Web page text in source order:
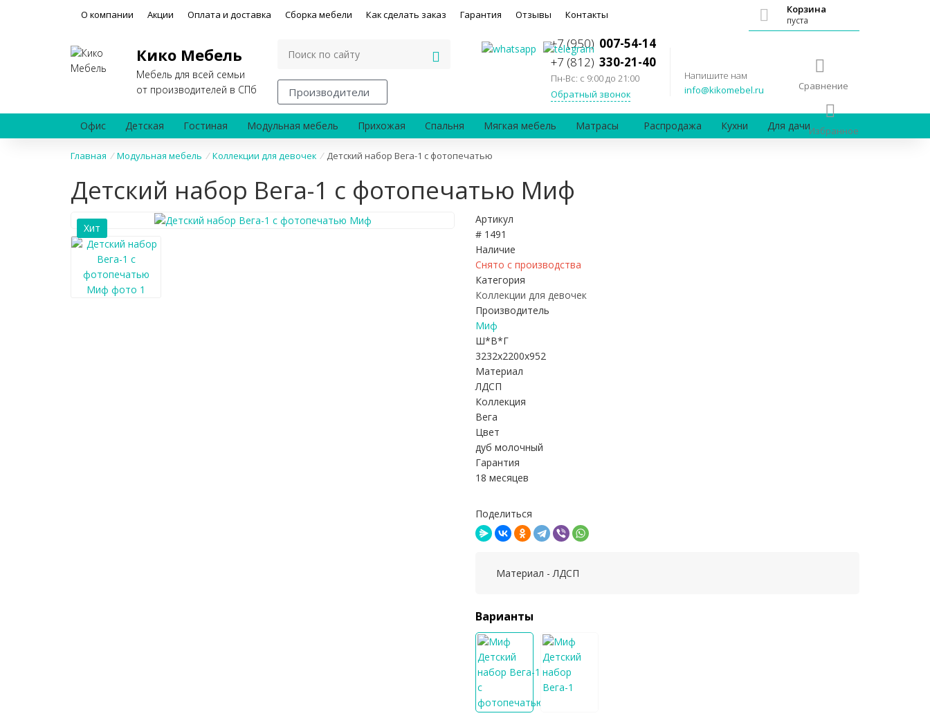
О компании Акции Оплата и доставка Сборка мебели Как сделать заказ Гарантия Отзывы Контакты
Кико Мебель
Мебель для всей семьи
от производителей в СПб
Производители
+7 (950) 007-54-14
+7 (812) 330-21-40
Пн-Вс: с 9:00 до 21:00
Обратный звонок
Напишите нам
info@kikomebel.ru
Сравнение
Избранное
Корзина
пуста
Офис Детская Гостиная Модульная мебель Прихожая Спальня Мягкая мебель Матрасы Распродажа Кухни Для дачи
Главная / Модульная мебель / Коллекции для девочек / Детский набор Вега-1 с фотопечатью
Детский набор Вега-1 с фотопечатью Миф
Хит
Артикул
# 1491
Наличие
Снято с производства
Категория
Коллекции для девочек
Производитель
Миф
Ш*В*Г
3232x2200x952
Материал
ЛДСП
Коллекция
Вега
Цвет
дуб молочный
Гарантия
18 месяцев
Поделиться
Материал - ЛДСП
Варианты